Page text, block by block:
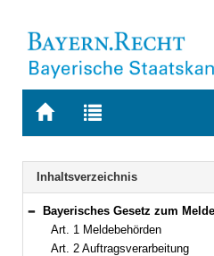
Zur
BAYERN.RECHT
Zur
letzten
Suche
Navigation
Inhaltsverzeichnis
Bereich reduzieren
Bayerisches Gesetz zum Melde-, Pass- und Personalausweiswesen
Art. 1 Meldebehörden
Art. 2 Auftragsverarbeitung